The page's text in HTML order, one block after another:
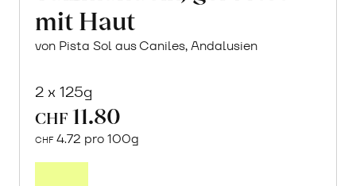
mit Haut
von Pista Sol aus Caniles, Andalusien
2 x 125g
CHF 11.80
CHF 4.72 pro 100g